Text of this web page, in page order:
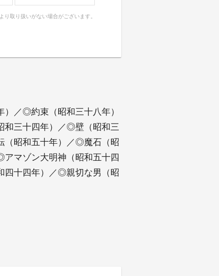
り取り扱いがない場合がございます。
／◎約束（昭和三十八年）
三十四年）／◎壁（昭和三
昭和五十年）／◎魔石（昭
マゾン大明神（昭和五十四
十四年）／◎親切な男（昭